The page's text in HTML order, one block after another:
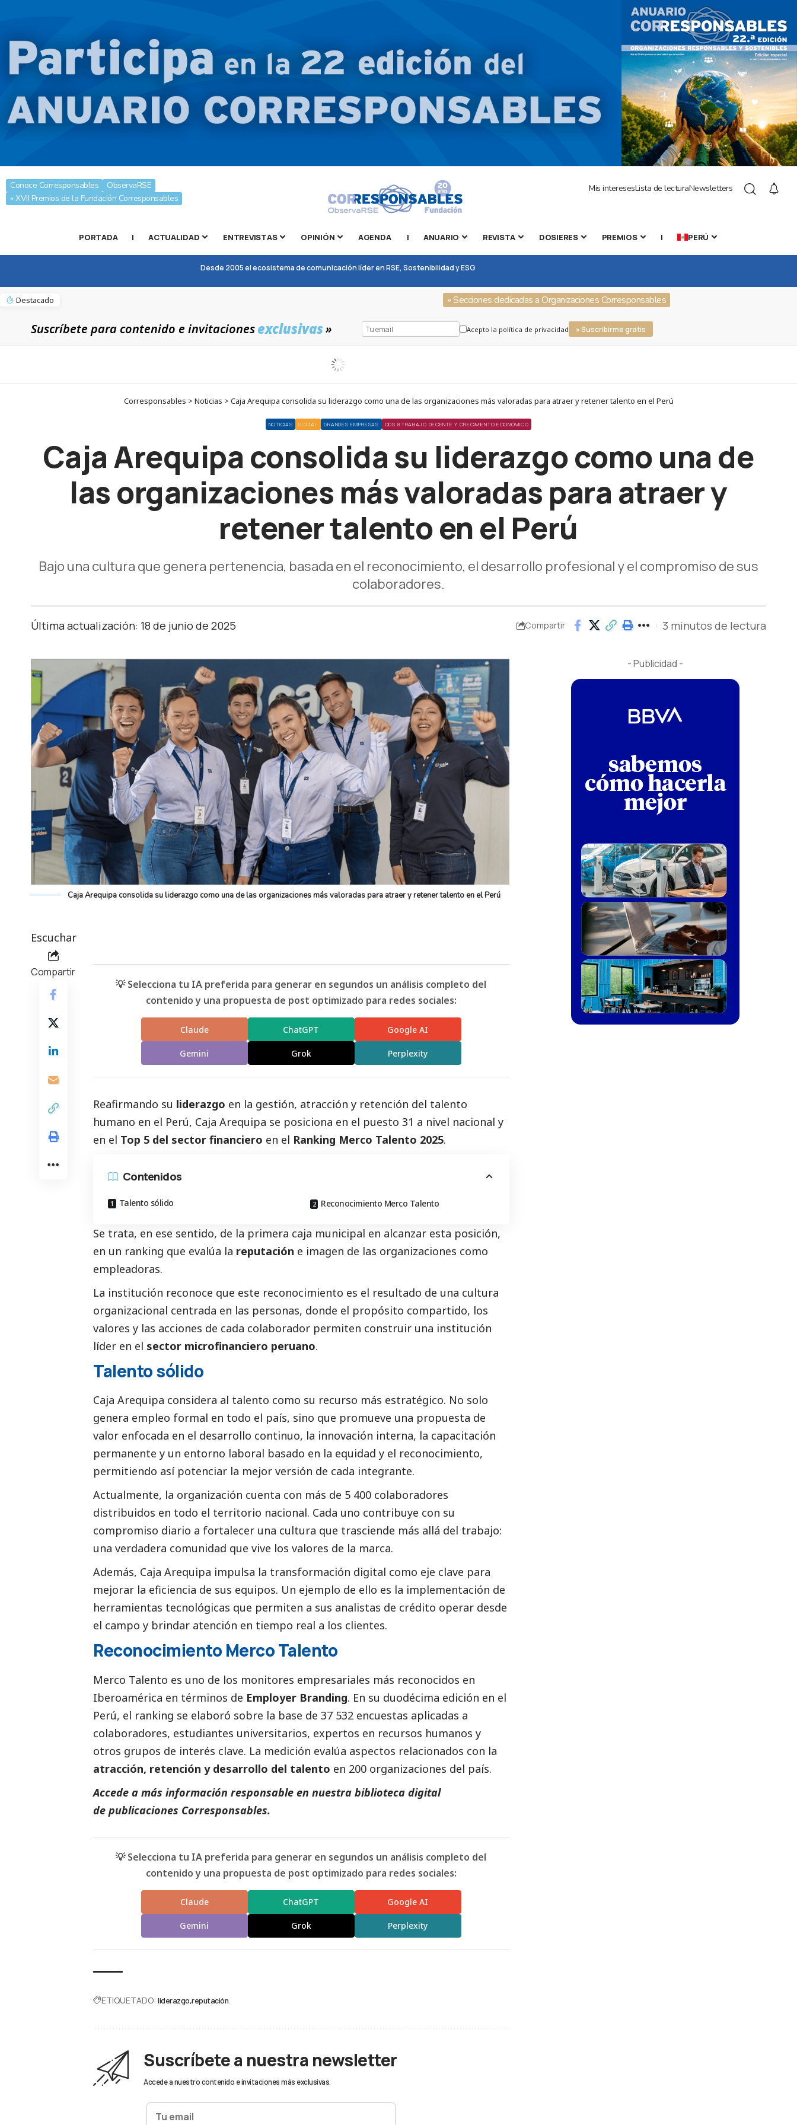
Conoce Corresponsables
ObservaRSE
» XVII Premios de la Fundación Corresponsables
Mis interesesLista de lecturaNewsletters
PORTADA | ACTUALIDAD ENTREVISTAS OPINIÓN AGENDA | ANUARIO REVISTA DOSIERES PREMIOS | PERÚ
Desde 2005 el ecosistema de comunicación líder en RSE, Sostenibilidad y ESG
Destacado » Secciones dedicadas a Organizaciones Corresponsables
Suscríbete para contenido e invitacionesexclusivas» Acepto la política de privacidad » Suscribirme gratis
Corresponsables > Noticias > Caja Arequipa consolida su liderazgo como una de las organizaciones más valoradas para atraer y retener talento en el Perú
NOTICIAS SOCIAL GRANDES EMPRESAS ODS 8 TRABAJO DECENTE Y CRECIMIENTO ECONÓMICO
Caja Arequipa consolida su liderazgo como una de
las organizaciones más valoradas para atraer y
retener talento en el Perú
Bajo una cultura que genera pertenencia, basada en el reconocimiento, el desarrollo profesional y el compromiso de sus
colaboradores.
Última actualización: 18 de junio de 2025 Compartir 3 minutos de lectura
Caja Arequipa consolida su liderazgo como una de las organizaciones más valoradas para atraer y retener talento en el Perú
Escuchar
Compartir
💡 Selecciona tu IA preferida para generar en segundos un análisis completo del
contenido y una propuesta de post optimizado para redes sociales:
Claude ChatGPT Google AI
Gemini Grok Perplexity
Reafirmando su liderazgo en la gestión, atracción y retención del talento
humano en el Perú, Caja Arequipa se posiciona en el puesto 31 a nivel nacional y
en el Top 5 del sector financiero en el Ranking Merco Talento 2025.
Contenidos
Talento sólido Reconocimiento Merco Talento
Se trata, en ese sentido, de la primera caja municipal en alcanzar esta posición,
en un ranking que evalúa la reputación e imagen de las organizaciones como
empleadoras.
La institución reconoce que este reconocimiento es el resultado de una cultura
organizacional centrada en las personas, donde el propósito compartido, los
valores y las acciones de cada colaborador permiten construir una institución
líder en el sector microfinanciero peruano.
Talento sólido
Caja Arequipa considera al talento como su recurso más estratégico. No solo
genera empleo formal en todo el país, sino que promueve una propuesta de
valor enfocada en el desarrollo continuo, la innovación interna, la capacitación
permanente y un entorno laboral basado en la equidad y el reconocimiento,
permitiendo así potenciar la mejor versión de cada integrante.
Actualmente, la organización cuenta con más de 5 400 colaboradores
distribuidos en todo el territorio nacional. Cada uno contribuye con su
compromiso diario a fortalecer una cultura que trasciende más allá del trabajo:
una verdadera comunidad que vive los valores de la marca.
Además, Caja Arequipa impulsa la transformación digital como eje clave para
mejorar la eficiencia de sus equipos. Un ejemplo de ello es la implementación de
herramientas tecnológicas que permiten a sus analistas de crédito operar desde
el campo y brindar atención en tiempo real a los clientes.
Reconocimiento Merco Talento
Merco Talento es uno de los monitores empresariales más reconocidos en
Iberoamérica en términos de Employer Branding. En su duodécima edición en el
Perú, el ranking se elaboró sobre la base de 37 532 encuestas aplicadas a
colaboradores, estudiantes universitarios, expertos en recursos humanos y
otros grupos de interés clave. La medición evalúa aspectos relacionados con la
atracción, retención y desarrollo del talento en 200 organizaciones del país.
Accede a más información responsable en nuestra biblioteca digital
de publicaciones Corresponsables.
💡 Selecciona tu IA preferida para generar en segundos un análisis completo del
contenido y una propuesta de post optimizado para redes sociales:
Claude ChatGPT Google AI
Gemini Grok Perplexity
ETIQUETADO: liderazgo reputación
Suscríbete a nuestra newsletter
Accede a nuestro contenido e invitaciones más exclusivas.
- Publicidad -